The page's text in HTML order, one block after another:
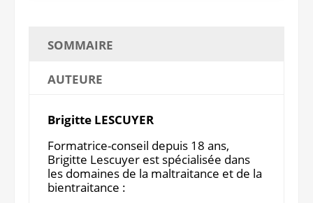
SOMMAIRE
AUTEURE
Brigitte LESCUYER
Formatrice-conseil depuis 18 ans,
Brigitte Lescuyer est spécialisée dans
les domaines de la maltraitance et de la
bientraitance :